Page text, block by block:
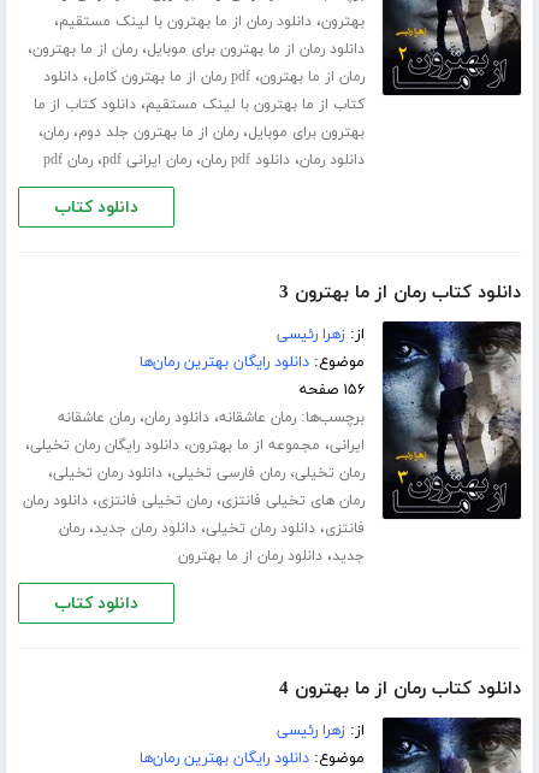
بهترون،دانلود رمان از ما بهترون با لینک مستقیم،
دانلود رمان از ما بهترون برای موبایل،رمان از ما بهترون،
رمان از ما بهترون،pdf رمان از ما بهترون کامل ،دانلود
کتاب از ما بهترون با لینک مستقیم،دانلود کتاب از ما
بهترون برای موبایل،رمان از ما بهترون جلد دوم،رمان،
دانلود رمان،دانلود pdf رمان ،رمان ایرانی pdf ،رمان pdf
دانلود کتاب
دانلود کتاب رمان از ما بهترون 3
از:زهرا رئیسی
موضوع:دانلود رایگان بهترین رمان‌ها
۱۵۶ صفحه
برچسب‌ها:رمان عاشقانه،دانلود رمان،رمان عاشقانه
ایرانی، مجموعه از ما بهترون،دانلود رایگان رمان تخیلی،
رمان تخیلی،رمان فارسی تخیلی،دانلود رمان تخیلی،
رمان های تخیلی فانتزی،رمان تخیلی فانتزی،دانلود رمان
فانتزی،دانلود رمان تخیلی،دانلود رمان جدید،رمان
جدید،دانلود رمان از ما بهترون
دانلود کتاب
دانلود کتاب رمان از ما بهترون 4
از:زهرا رئیسی
موضوع:دانلود رایگان بهترین رمان‌ها